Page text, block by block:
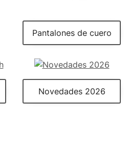
Pantalones de cuero
Novedades 2026